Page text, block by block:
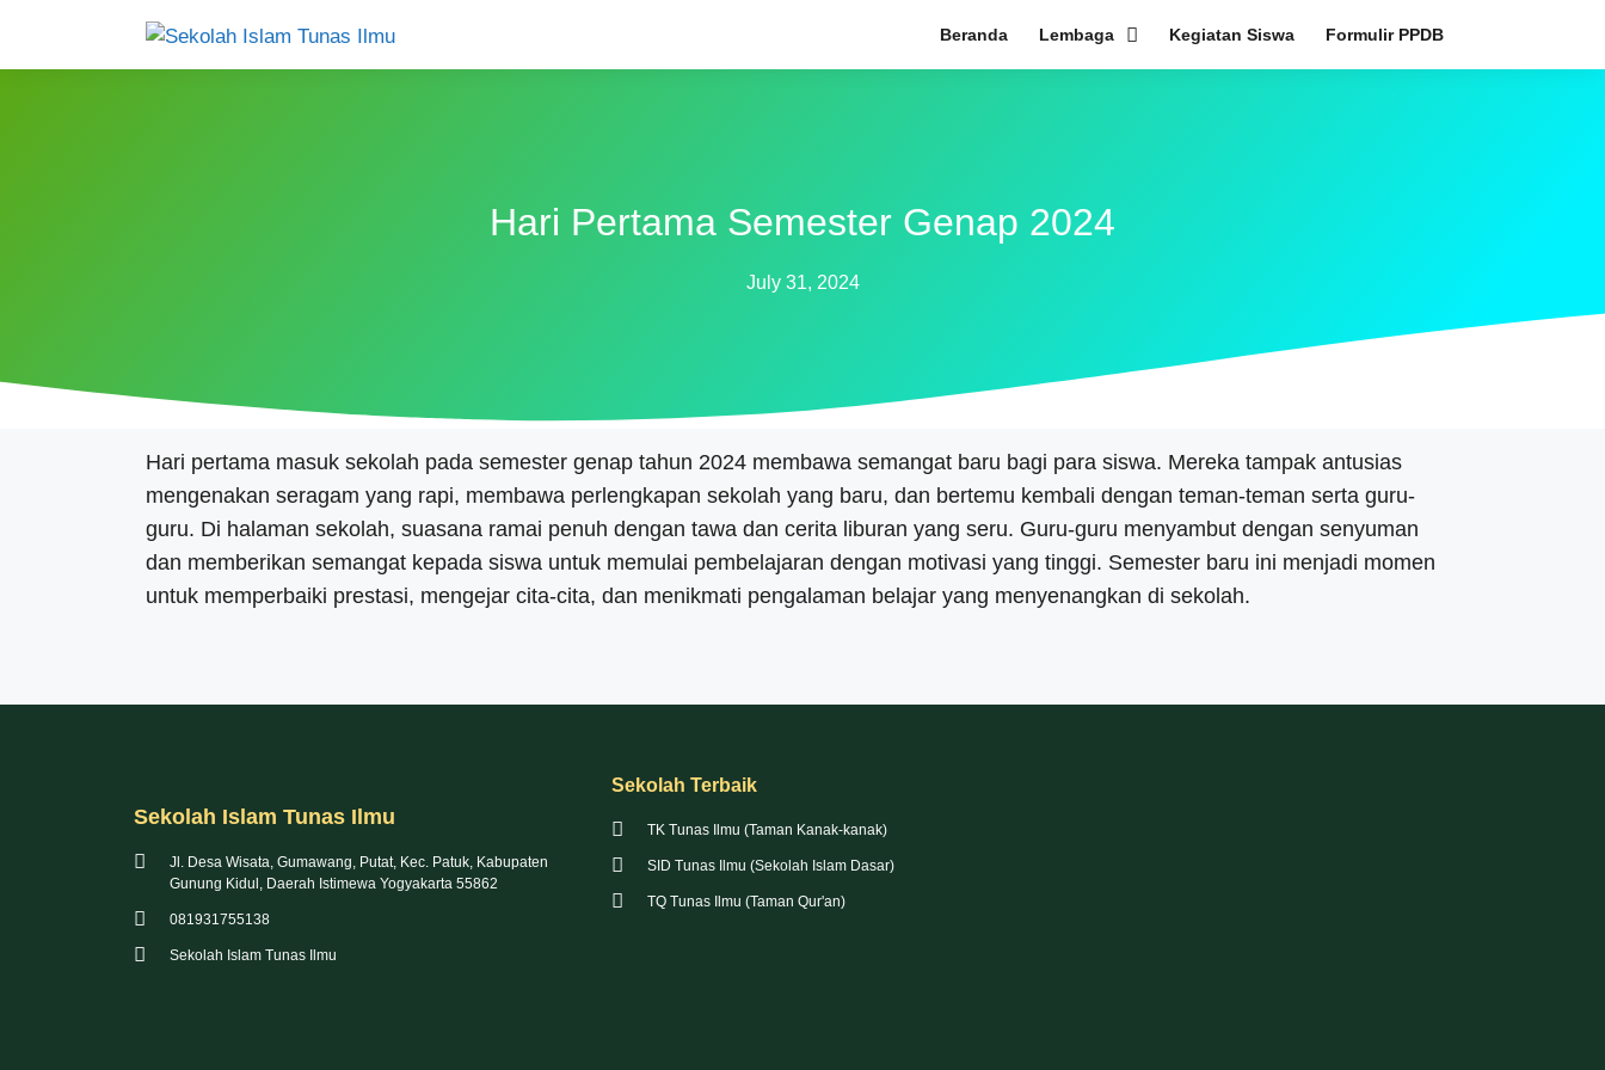
Beranda Lembaga Kegiatan Siswa Formulir PPDB
Hari Pertama Semester Genap 2024
July 31, 2024
Hari pertama masuk sekolah pada semester genap tahun 2024 membawa semangat baru bagi para siswa. Mereka tampak antusias
mengenakan seragam yang rapi, membawa perlengkapan sekolah yang baru, dan bertemu kembali dengan teman-teman serta guru-
guru. Di halaman sekolah, suasana ramai penuh dengan tawa dan cerita liburan yang seru. Guru-guru menyambut dengan senyuman
dan memberikan semangat kepada siswa untuk memulai pembelajaran dengan motivasi yang tinggi. Semester baru ini menjadi momen
untuk memperbaiki prestasi, mengejar cita-cita, dan menikmati pengalaman belajar yang menyenangkan di sekolah.
Sekolah Islam Tunas Ilmu
Jl. Desa Wisata, Gumawang, Putat, Kec. Patuk, Kabupaten
Gunung Kidul, Daerah Istimewa Yogyakarta 55862
081931755138
Sekolah Islam Tunas Ilmu
Sekolah Terbaik
TK Tunas Ilmu (Taman Kanak-kanak)
SID Tunas Ilmu (Sekolah Islam Dasar)
TQ Tunas Ilmu (Taman Qur'an)